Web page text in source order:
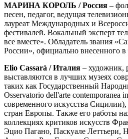
МАРИНА КОРОЛЬ / Россия –
песен, педагог, ведущая
лауреат Международных и
фестивалей. Вокальный эксперт
все вместе». Обладатель звания
России», официально внесенного
Eliо Cassarà / Италия – художник,
выставляются в лучших музеях
таких как Государственный
Osservatorio dell'arte contemporanea
современного искусства
стран Европы. Также его работы
коллекциях критиков искусств
Эцио Пагано, Паскуале Леттьери,